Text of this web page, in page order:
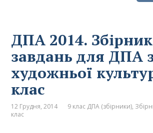
ДПА 2014. Збірник
завдань для ДПА
художньої
клас
12 Грудня, 2014 9 клас ДПА (збірники),
клас